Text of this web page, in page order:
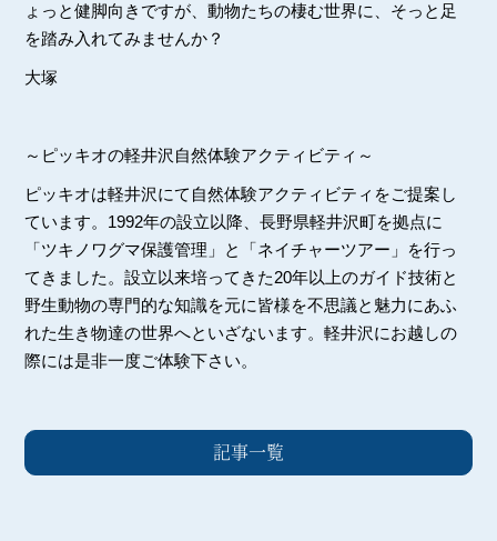
ょっと健脚向きですが、動物たちの棲む世界に、そっと足
を踏み入れてみませんか？
大塚
～ピッキオの軽井沢自然体験アクティビティ～
ピッキオは軽井沢にて自然体験アクティビティをご提案し
ています。1992年の設立以降、長野県軽井沢町を拠点に
「ツキノワグマ保護管理」と「ネイチャーツアー」を行っ
てきました。設立以来培ってきた20年以上のガイド技術と
野生動物の専門的な知識を元に皆様を不思議と魅力にあふ
れた生き物達の世界へといざないます。軽井沢にお越しの
際には是非一度ご体験下さい。
記事一覧